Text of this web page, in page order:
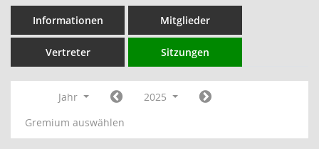
Informationen Mitglieder
Vertreter Sitzungen
Jahr
2025
Gremium auswählen